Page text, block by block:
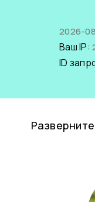
2026-
Ваш IP:
ID